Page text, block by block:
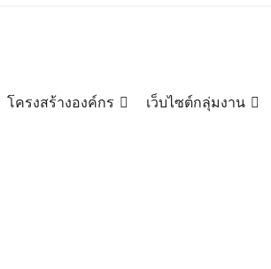
โครงสร้างองค์กร เว็บไซต์กลุ่มงาน
ารบริหารงานการคลังและสร้างความต
ะธานในพิธีเปิดและบรรยายพิเศษ ณ โรง
ริมสร้างความรู้ด้านการบ
รรมการการศึกษาขั้นพื้นฐ
รมบางกอกพาเลส กรุงเทพม